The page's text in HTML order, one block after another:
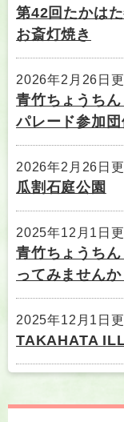
第42回たかは
お斎灯焼き
2026年2月26日
青竹ちょうち
パレード参加団
2026年2月26日
瓜割石庭公園
2025年12月1日
青竹ちょうち
ってみませんか
2025年12月1日
TAKAHATA